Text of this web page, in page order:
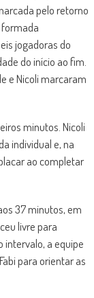
pelo retorno
formada
jogadoras do
do início ao fim.
e Nicoli marcaram
minutos. Nicoli
individual e, na
ao completar
37 minutos, em
livre para
intervalo, a equipe
para orientar as